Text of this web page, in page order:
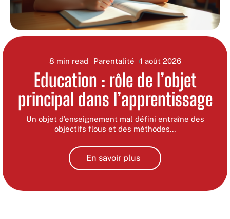
8 min read Parentalité 1 août 2026
Education : rôle de l’objet
principal dans l’apprentissage
Un objet d’enseignement mal défini entraîne des
objectifs flous et des méthodes…
En savoir plus